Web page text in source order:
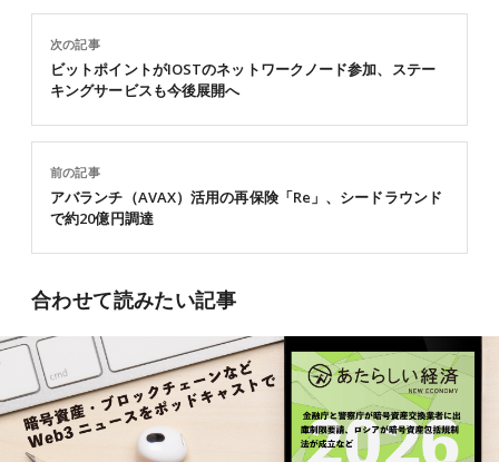
前の記事
アバランチ（AVAX）活用の再保険「Re」、シードラウンド
で約20億円調達
次の記事
ビットポイントがIOSTのネットワークノード参加、ステー
キングサービスも今後展開へ
合わせて読みたい記事